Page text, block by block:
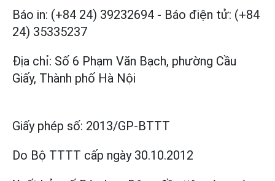
Báo in: (+84 24) 39232694 - Báo điện tử: (+84
24) 35335237
Địa chỉ: Số 6 Phạm Văn Bạch, phường Cầu
Giấy, Thành phố Hà Nội
Giấy phép số: 2013/GP-BTTT
Do Bộ TTTT cấp ngày 30.10.2012